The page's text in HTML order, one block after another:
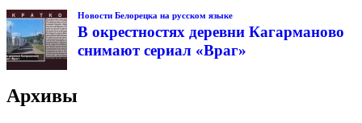
Новости Белорецка на русском языке
В окрестностях деревни Кагарманово
снимают сериал «Враг»
Архивы